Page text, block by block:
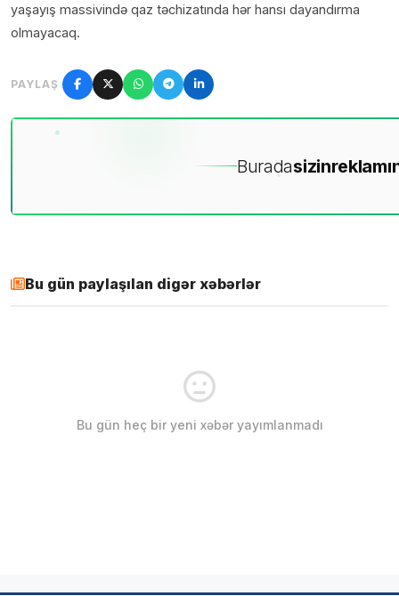
yaşayış massivində qaz təchizatında hər hansı dayandırma
olmayacaq.
PAYLAŞ
Buradasizin
Bu gün paylaşılan digər xəbərlər
Bu gün heç bir yeni xəbər yayımlanmadı